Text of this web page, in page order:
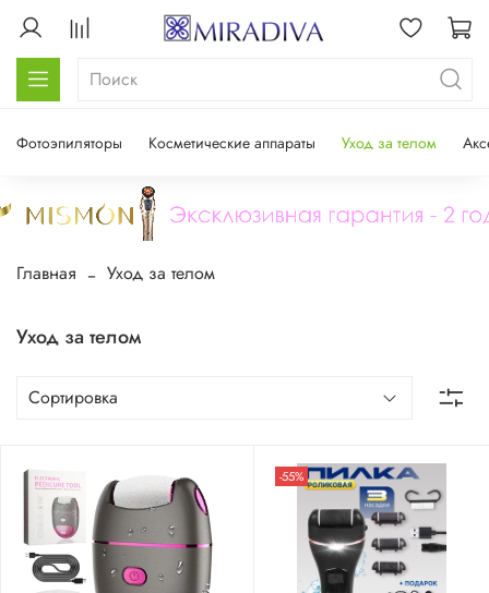
Фотоэпиляторы Косметические аппараты Уход за телом
Главная Уход за телом
Уход за телом
-55%